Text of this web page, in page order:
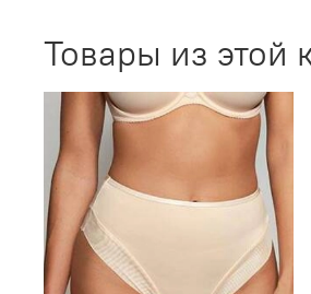
Товары из этой